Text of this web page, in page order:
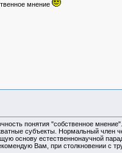
мнение
понятия "собственное
субъекты. Нормальный член
основу естественнонаучной
Вам, при столкновении с